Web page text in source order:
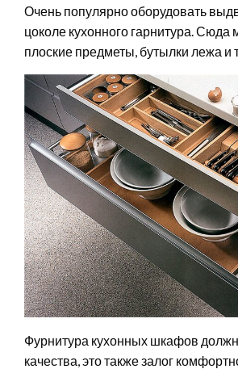
Очень популярно оборудовать
цоколе кухонного гарнитура. Сюда
плоские предметы, бутылки лежа и
Фурнитура кухонных шкафов
качества, это также залог